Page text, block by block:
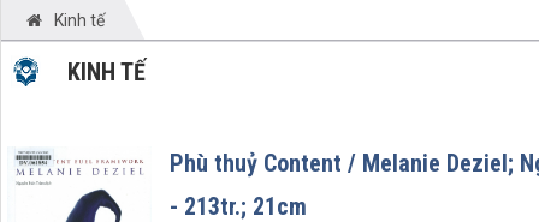
Kinh tế
KINH TẾ
Phù thuỷ Content / Melanie Deziel;
- 213tr.; 21cm